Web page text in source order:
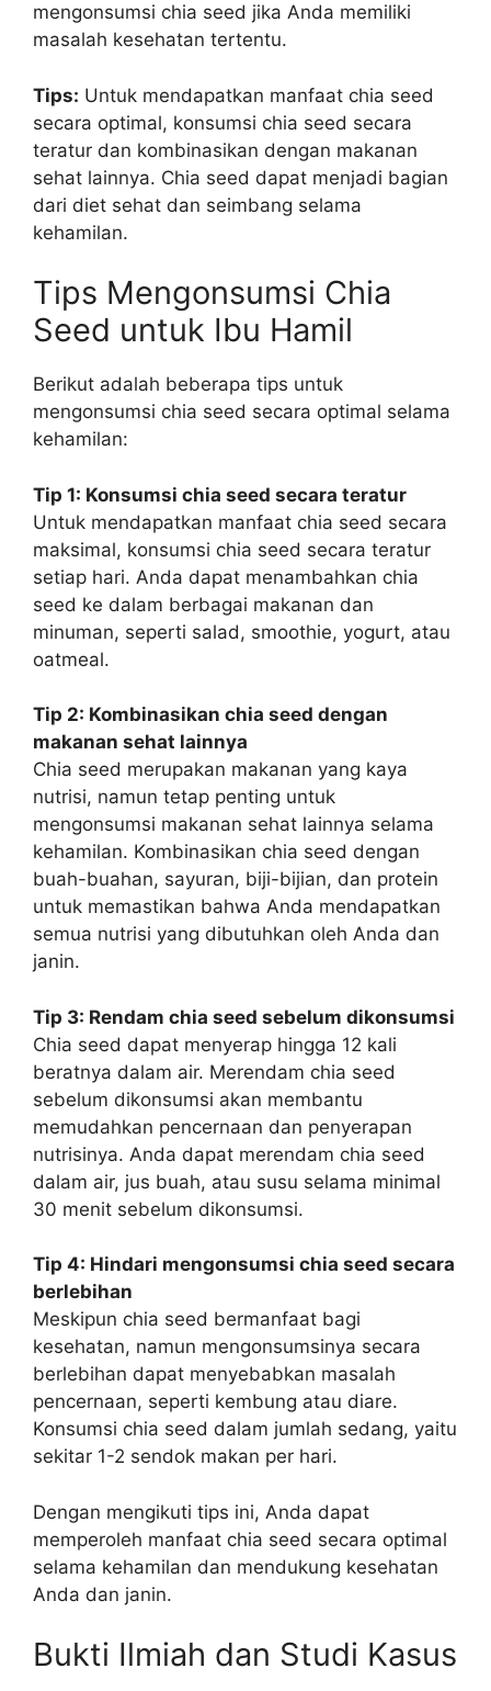
mengonsumsi chia seed jika Anda memiliki
masalah kesehatan tertentu.
Tips: Untuk mendapatkan manfaat chia seed
secara optimal, konsumsi chia seed secara
teratur dan kombinasikan dengan makanan
sehat lainnya. Chia seed dapat menjadi bagian
dari diet sehat dan seimbang selama
kehamilan.
Tips Mengonsumsi Chia
Seed untuk Ibu Hamil
Berikut adalah beberapa tips untuk
mengonsumsi chia seed secara optimal selama
kehamilan:
Tip 1: Konsumsi chia seed secara teratur
Untuk mendapatkan manfaat chia seed secara
maksimal, konsumsi chia seed secara teratur
setiap hari. Anda dapat menambahkan chia
seed ke dalam berbagai makanan dan
minuman, seperti salad, smoothie, yogurt, atau
oatmeal.
Tip 2: Kombinasikan chia seed dengan
makanan sehat lainnya
Chia seed merupakan makanan yang kaya
nutrisi, namun tetap penting untuk
mengonsumsi makanan sehat lainnya selama
kehamilan. Kombinasikan chia seed dengan
buah-buahan, sayuran, biji-bijian, dan protein
untuk memastikan bahwa Anda mendapatkan
semua nutrisi yang dibutuhkan oleh Anda dan
janin.
Tip 3: Rendam chia seed sebelum dikonsumsi
Chia seed dapat menyerap hingga 12 kali
beratnya dalam air. Merendam chia seed
sebelum dikonsumsi akan membantu
memudahkan pencernaan dan penyerapan
nutrisinya. Anda dapat merendam chia seed
dalam air, jus buah, atau susu selama minimal
30 menit sebelum dikonsumsi.
Tip 4: Hindari mengonsumsi chia seed secara
berlebihan
Meskipun chia seed bermanfaat bagi
kesehatan, namun mengonsumsinya secara
berlebihan dapat menyebabkan masalah
pencernaan, seperti kembung atau diare.
Konsumsi chia seed dalam jumlah sedang, yaitu
sekitar 1-2 sendok makan per hari.
Dengan mengikuti tips ini, Anda dapat
memperoleh manfaat chia seed secara optimal
selama kehamilan dan mendukung kesehatan
Anda dan janin.
Bukti Ilmiah dan Studi Kasus